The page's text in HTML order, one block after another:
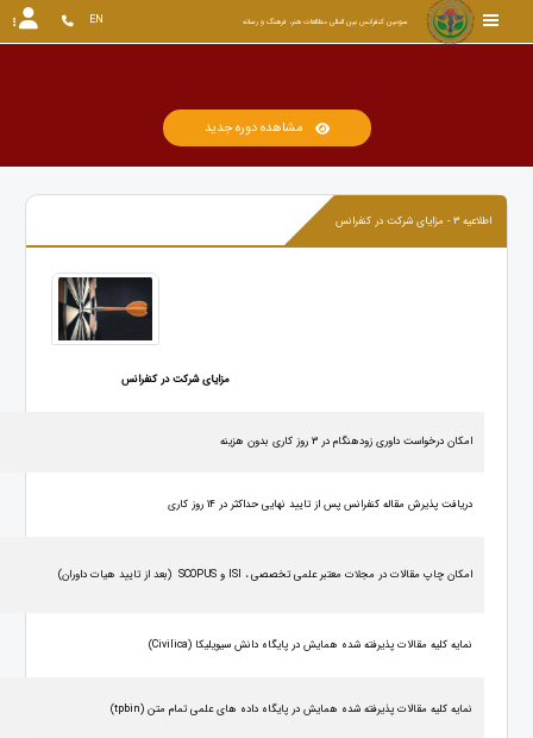
سومین کنفرانس بین المللی مطالعات هنر، فرهنگ و رسانه EN
مشاهده دوره جدید
اطلاعیه 3 - مزایای شرکت در کنفرانس
مزایای شرکت در کنفرانس
امکان درخواست داوری زودهنگام در 3 روز کاری بدون هزینه
دریافت پذیرش مقاله کنفرانس پس از تایید نهایی حداکثر در 14 روز کاری
امکان چاپ مقالات در مجلات معتبر علمی تخصصی ، ISI و SCOPUS(بعد از تایید هیات داوران)
نمایه کلیه مقالات پذیرفته شده همایش در پایگاه دانش سیویلیکا (Civilica
)
نمایه کلیه مقالات پذیرفته شده همایش در پایگاه داده های علمی تمام متن (tpbin
)